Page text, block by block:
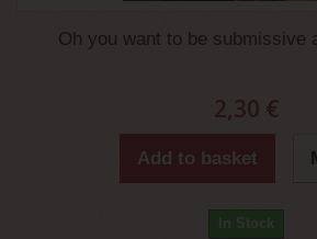
Oh you want to be submissive
2,30 €
Add to basket
In Stock